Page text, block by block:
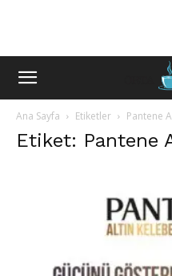
Ana Sayfa Etiketler Pantene
Etiket: Pantene